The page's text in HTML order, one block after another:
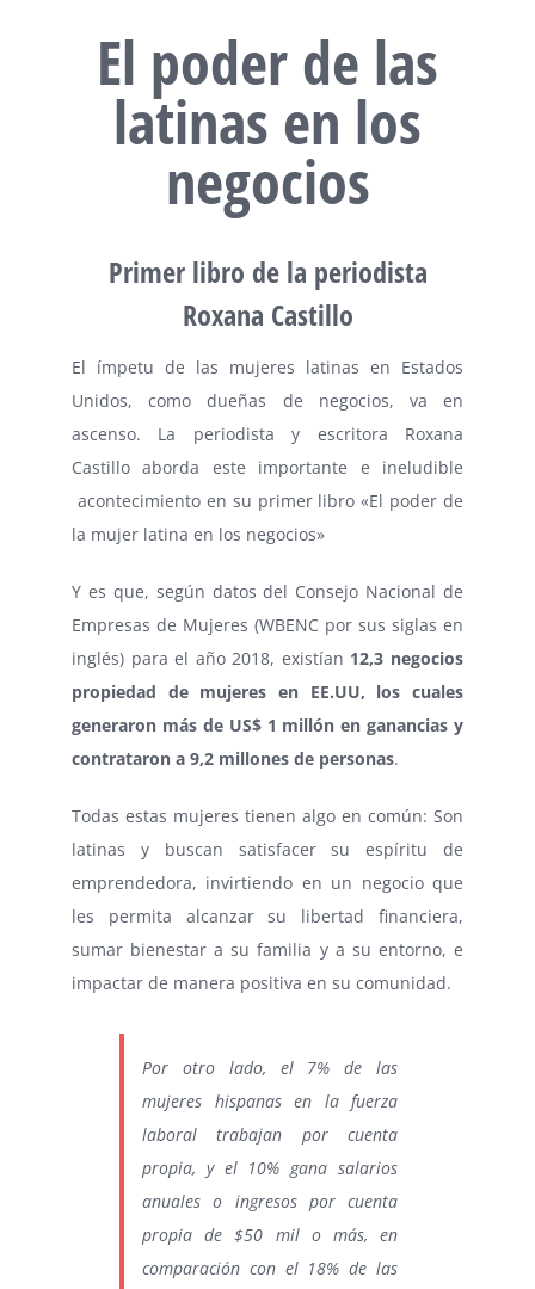
El poder de las
latinas en los
negocios
Primer libro de la periodista
Roxana Castillo
El ímpetu de las mujeres latinas en Estados
Unidos, como dueñas de negocios, va en
ascenso. La periodista y escritora Roxana
Castillo aborda este importante e ineludible
acontecimiento en su primer libro «El poder de
la mujer latina en los negocios»
Y es que, según datos del Consejo Nacional de
Empresas de Mujeres (WBENC por sus siglas en
inglés) para el año 2018, existían 12,3 negocios
propiedad de mujeres en EE.UU, los cuales
generaron más de US$ 1 millón en ganancias y
contrataron a 9,2 millones de personas.
Todas estas mujeres tienen algo en común: Son
latinas y buscan satisfacer su espíritu de
emprendedora, invirtiendo en un negocio que
les permita alcanzar su libertad financiera,
sumar bienestar a su familia y a su entorno, e
impactar de manera positiva en su comunidad.
Por otro lado, el 7% de las
mujeres hispanas en la fuerza
laboral trabajan por cuenta
propia, y el 10% gana salarios
anuales o ingresos por cuenta
propia de $50 mil o más, en
comparación con el 18% de las